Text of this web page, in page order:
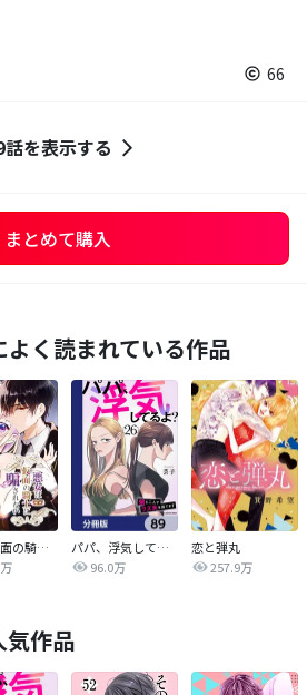
66
話を表示する
まとめて購入
よく読まれている作品
悪女は仮面の騎士に騙されない
パパ、浮気してるよ？娘と二人でクズ夫を捨てます【分冊版】
96.0万
恋と弾丸
257.9万
気作品